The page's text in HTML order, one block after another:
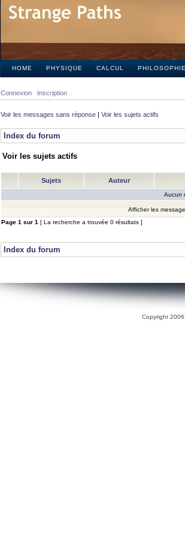
HOME PHYSIQUE CALCUL PHILOSOPHIE
Connexion Inscription
Voir les messages sans réponse | Voir les sujets actifs
Index du forum
Voir les sujets actifs
Sujets Auteur
Aucun
Afficher les
Page 1 sur 1 [ La recherche a trouvée 0 résultats ]
Index du forum
Copyright